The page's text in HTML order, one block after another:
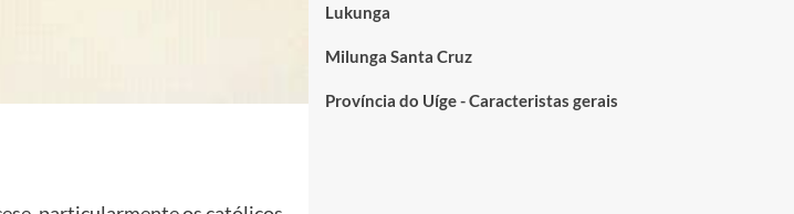
Lukunga
Milunga Santa Cruz
Província do Uíge - Caracteristas gerais